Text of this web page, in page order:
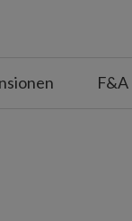
F&A